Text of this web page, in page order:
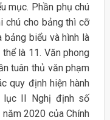
mục. Phần phụ chú
chú cho bảng thì cỡ
biểu và hình là
là 11. Văn phong
tuân thủ văn phạm
quy định hiện hành
lục II Nghị định số
2020 của Chính